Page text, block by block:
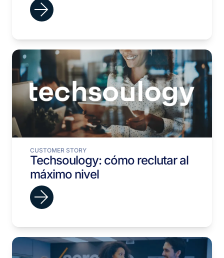
CUSTOMER STORY
Techsoulogy: cómo reclutar al
máximo nivel